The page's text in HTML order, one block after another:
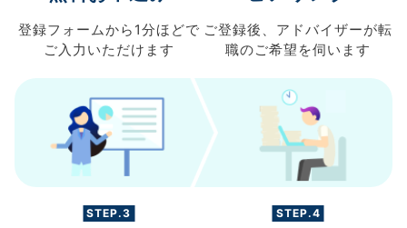
登録フォームから 1分ほどで
ご入力 いただけます
ご登録後、 アドバイザーが転
職のご希望を伺います
STEP.3 STEP.4